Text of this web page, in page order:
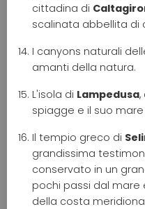
cittadina di
scalinata abbellita di
I canyons naturali
amanti della natura.
L'isola di Lampedusa,
spiagge e il suo
Il tempio greco di
grandissima
conservato in un
pochi passi dal
della costa